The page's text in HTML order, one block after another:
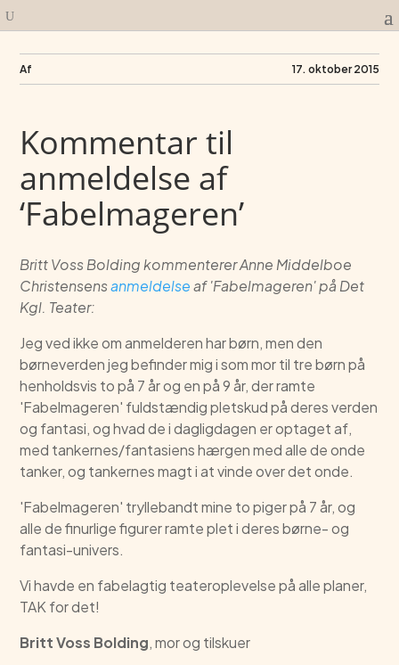
Af 17. oktober 2015
Kommentar til
anmeldelse af
‘Fabelmageren’
Britt Voss Bolding kommenterer Anne Middelboe
Christensensanmeldelseaf 'Fabelmageren' på Det
Kgl. Teater:
Jeg ved ikke om anmelderen har børn, men den
børneverden jeg befinder mig i som mor til tre børn på
henholdsvis to på 7 år og en på 9 år, der ramte
'Fabelmageren' fuldstændig pletskud på deres verden
og fantasi, og hvad de i dagligdagen er optaget af,
med tankernes/fantasiens hærgen med alle de onde
tanker, og tankernes magt i at vinde over det onde.
'Fabelmageren' tryllebandt mine to piger på 7 år, og
alle de finurlige figurer ramte plet i deres børne- og
fantasi-univers.
Vi havde en fabelagtig teateroplevelse på alle planer,
TAK for det!
Britt Voss Bolding, mor og tilskuer